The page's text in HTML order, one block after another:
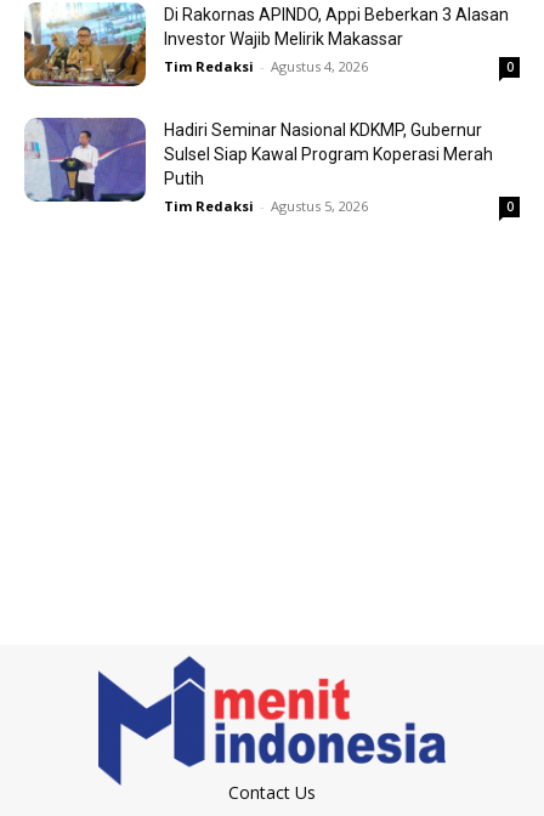
Di Rakornas APINDO, Appi Beberkan 3 Alasan
Investor Wajib Melirik Makassar
Tim Redaksi - Agustus 4, 2026 0
Hadiri Seminar Nasional KDKMP, Gubernur
Sulsel Siap Kawal Program Koperasi Merah
Putih
Tim Redaksi - Agustus 5, 2026 0
Contact Us